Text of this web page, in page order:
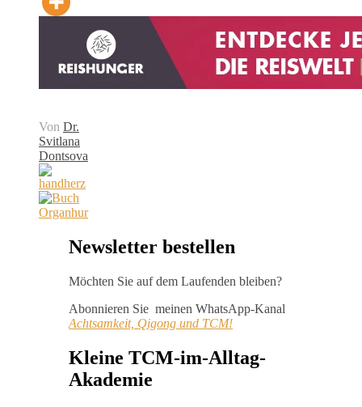
Von Dr.
Svitlana
Dontsova
Newsletter bestellen
Möchten Sie auf dem Laufenden bleiben?
Abonnieren Sie meinen WhatsApp-Kanal
Achtsamkeit, Qigong und TCM!
Kleine TCM-im-Alltag-
Akademie